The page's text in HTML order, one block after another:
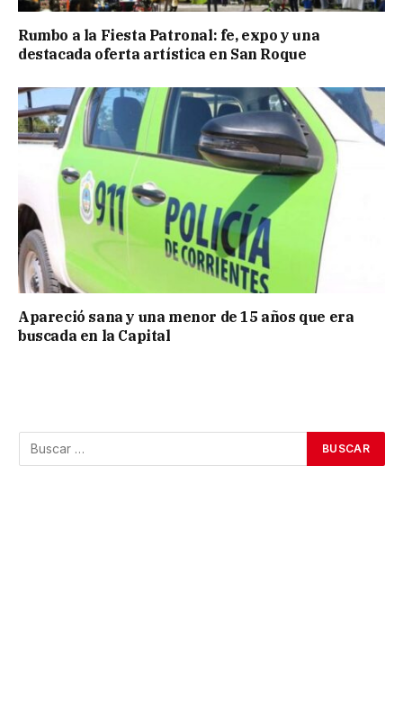
Rumbo a la Fiesta Patronal: fe, expo y una
destacada oferta artística en San Roque
Apareció sana y una menor de 15 años que era
buscada en la Capital